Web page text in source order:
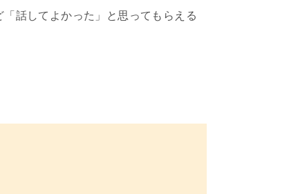
話してよかった」と思ってもらえる